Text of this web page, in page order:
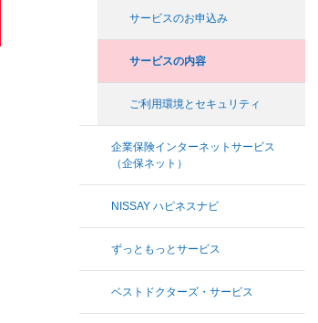
サービスのお申込み
サービスの内容
ご利用環境とセキュリティ
企業保険インターネットサービス
（企保ネット）
NISSAY ハピネスナビ
ずっともっとサービス
ベストドクターズ・サービス